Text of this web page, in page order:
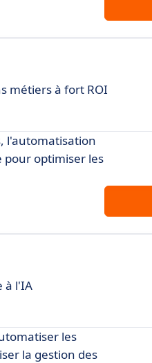
métiers à fort ROI
l'automatisation
optimiser les
à l'IA
les
la gestion des